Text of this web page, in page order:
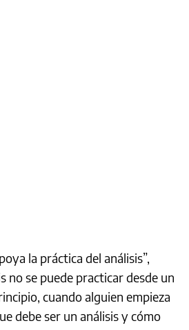
la práctica del análisis”,
no se puede practicar desde un
cuando alguien empieza
debe ser un análisis y cómo